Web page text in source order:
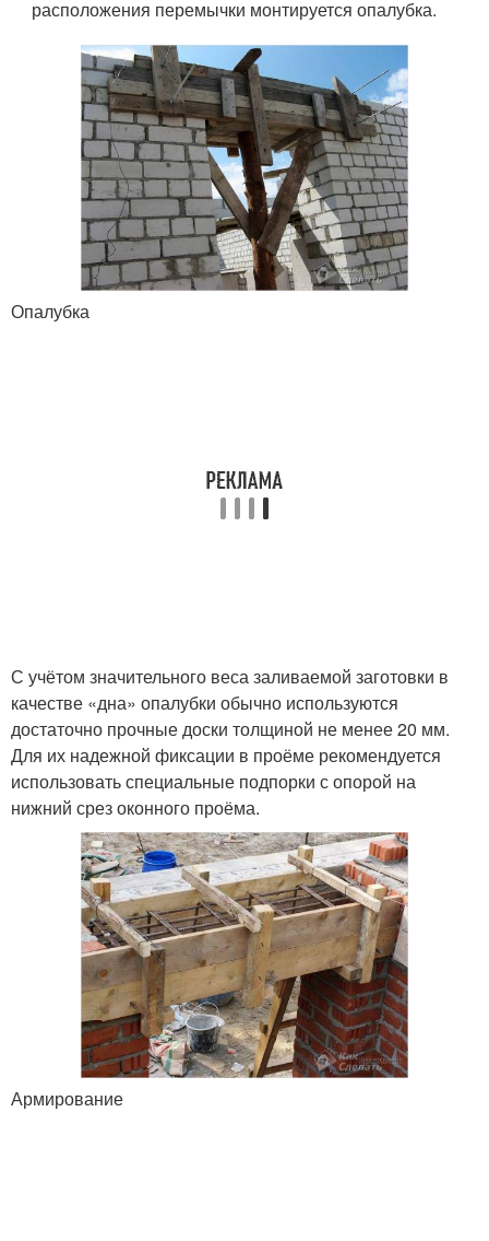
расположения перемычки монтируется опалубка.
Опалубка
С учётом значительного веса заливаемой заготовки в
качестве «дна» опалубки обычно используются
достаточно прочные доски толщиной не менее 20 мм.
Для их надежной фиксации в проёме рекомендуется
использовать специальные подпорки с опорой на
нижний срез оконного проёма.
Армирование